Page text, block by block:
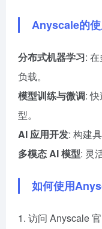
Anyscale的
分布式机器学习:
负载。
模型训练与微调:
型。
AI 应用开发: 构建
多模态 AI 模型: 灵
如何使用
1. 访问 Anyscale